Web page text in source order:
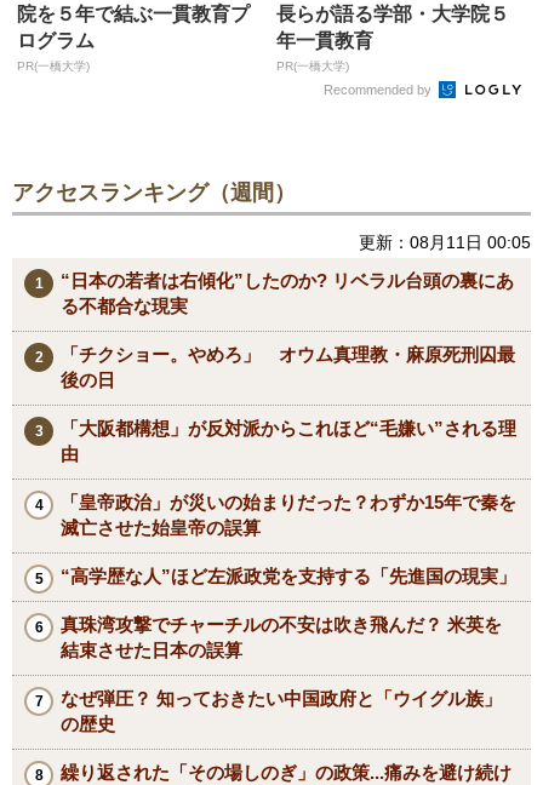
院を５年で結ぶ一貫教育プ
ログラム
PR(一橋大学)
長らが語る学部・大学院５
年一貫教育
PR(一橋大学)
Recommended by
アクセスランキング（週間）
更新：08月11日 00:05
“日本の若者は右傾化”したのか? リベラル台頭の裏にあ
る不都合な現実
「チクショー。やめろ」 オウム真理教・麻原死刑囚最
後の日
「大阪都構想」が反対派からこれほど“毛嫌い”される理
由
「皇帝政治」が災いの始まりだった？わずか15年で秦を
滅亡させた始皇帝の誤算
“高学歴な人”ほど左派政党を支持する「先進国の現実」
真珠湾攻撃でチャーチルの不安は吹き飛んだ？ 米英を
結束させた日本の誤算
なぜ弾圧？ 知っておきたい中国政府と「ウイグル族」
の歴史
繰り返された「その場しのぎ」の政策...痛みを避け続け